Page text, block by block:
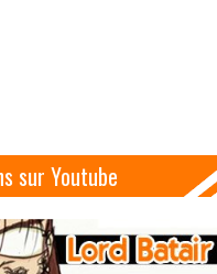
sur Youtube